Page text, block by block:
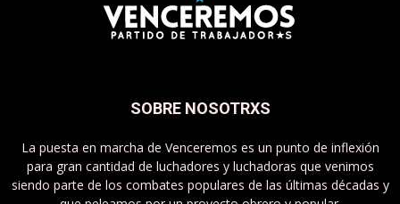
SOBRE NOSOTRXS
La puesta en marcha de Venceremos es un punto de inflexión
para gran cantidad de luchadores y luchadoras que venimos
siendo parte de los combates populares de las últimas décadas y